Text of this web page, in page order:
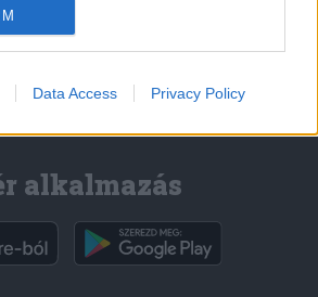
Data Access Privacy Policy
alkalmazás